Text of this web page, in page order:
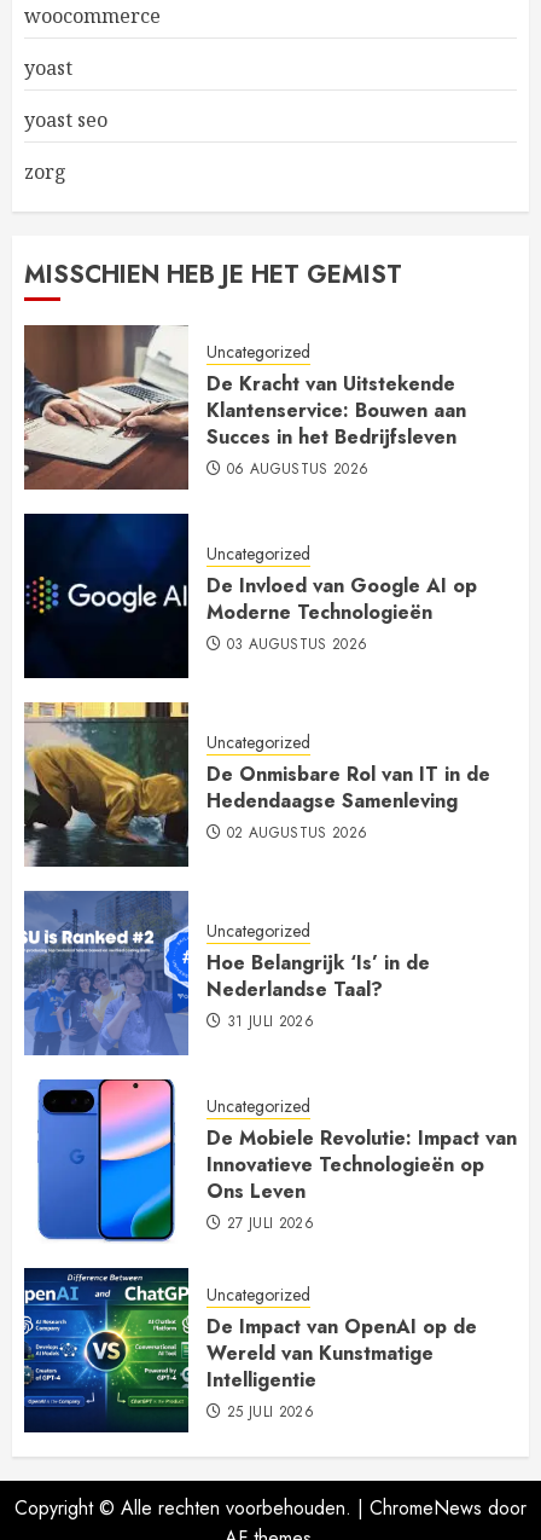
woocommerce
yoast
yoast seo
zorg
MISSCHIEN HEB JE HET GEMIST
Uncategorized
De Kracht van Uitstekende
Klantenservice: Bouwen aan
Succes in het Bedrijfsleven
06 AUGUSTUS 2026
Uncategorized
De Invloed van Google AI op
Moderne Technologieën
03 AUGUSTUS 2026
Uncategorized
De Onmisbare Rol van IT in de
Hedendaagse Samenleving
02 AUGUSTUS 2026
Uncategorized
Hoe Belangrijk ‘Is’ in de
Nederlandse Taal?
31 JULI 2026
Uncategorized
De Mobiele Revolutie: Impact van
Innovatieve Technologieën op
Ons Leven
27 JULI 2026
Uncategorized
De Impact van OpenAI op de
Wereld van Kunstmatige
Intelligentie
25 JULI 2026
Copyright © Alle rechten voorbehouden. | ChromeNews door